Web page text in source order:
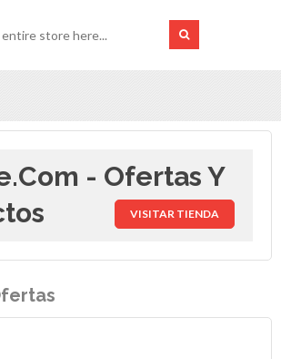
- Ofertas Y
VISITAR TIENDA